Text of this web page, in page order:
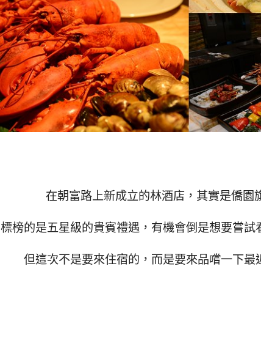
在朝富路上新成立的林酒店，其實是僑園
標榜的是五星級的貴賓禮遇，有機會倒是想要嘗試
但這次不是要來住宿的，而是要來品嚐一下最